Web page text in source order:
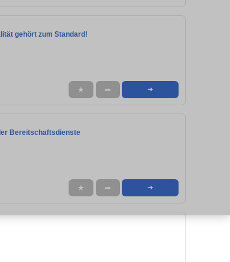
gehört zum Standard!
★ ➦ ➜
Bereitschaftsdienste
★ ➦ ➜